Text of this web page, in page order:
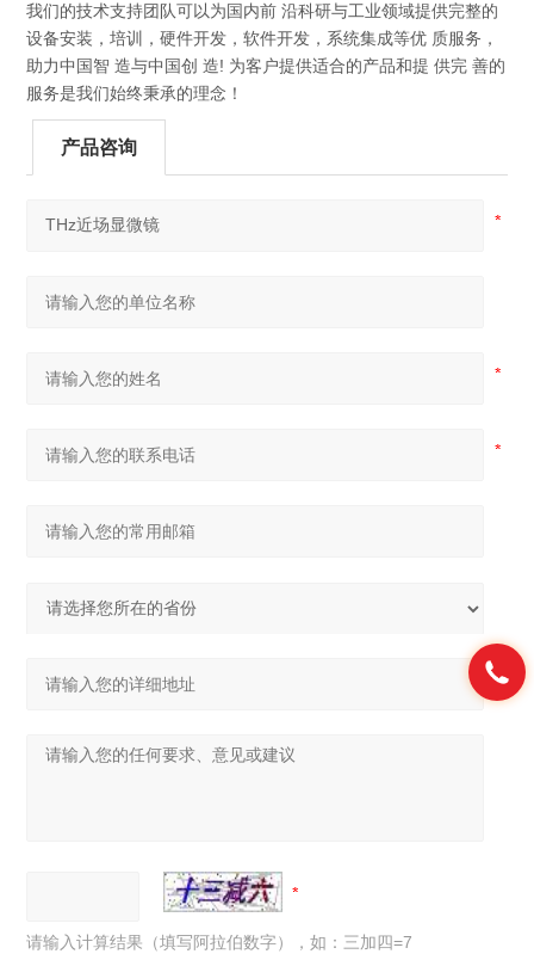
我们的技术支持团队可以为国内前 沿科研与工业领域提供完整的
设备安装，培训，硬件开发，软件开发，系统集成等优 质服务，
助力中国智 造与中国创 造! 为客户提供适合的产品和提 供完 善的
服务是我们始终秉承的理念！
产品咨询
请输入计算结果（填写阿拉伯数字），如：三加四=7